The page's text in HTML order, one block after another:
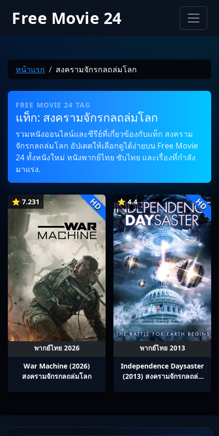
Free Movie 24
หน้าแรก สงครามจักรกลถล่มโลก
FREE MOVIE 24 TAG
แท็ก: สงครามจักรกลถล่มโลก
รวมหนังออนไลน์และซีรีย์ที่เกี่ยวข้องกับแท็ก สงคราม
จักรกลถล่มโลก อัปเดตให้เลือกดูได้ง่ายบน Free Movie
24 ทั้งหนังใหม่ หนังพากย์ไทย ซับไทย และเรื่องที่กำลัง
มาแรง.
⭐ 7.231 HD
พากย์ไทย 2026
War Machine (2026)
สงครามจักรกลถล่มโลก
⭐ 4.4 HD
พากย์ไทย 2013
Independence Daysaster
(2013) สงครามจักรกลถล่ม